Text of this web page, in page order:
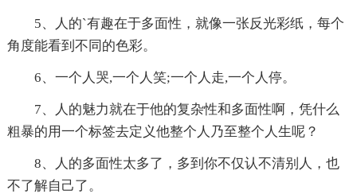
5、人的`有趣在于多面性，就像一张反光彩纸，每个
角度能看到不同的色彩。
6、一个人哭,一个人笑;一个人走,一个人停。
7、人的魅力就在于他的复杂性和多面性啊，凭什么
粗暴的用一个标签去定义他整个人乃至整个人生呢？
8、人的多面性太多了，多到你不仅认不清别人，也
不了解自己了。